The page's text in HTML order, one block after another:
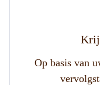
Op basis van